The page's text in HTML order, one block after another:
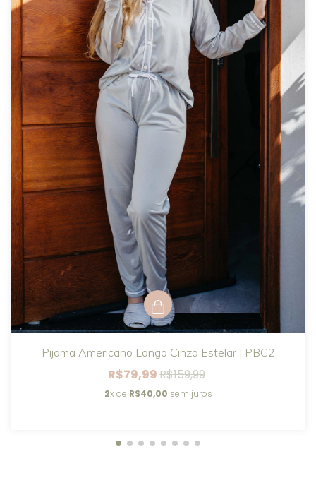
Pijama Americano Longo Cinza Estelar | PBC2
R$79,99R$159,99
2x de R$40,00 sem juros